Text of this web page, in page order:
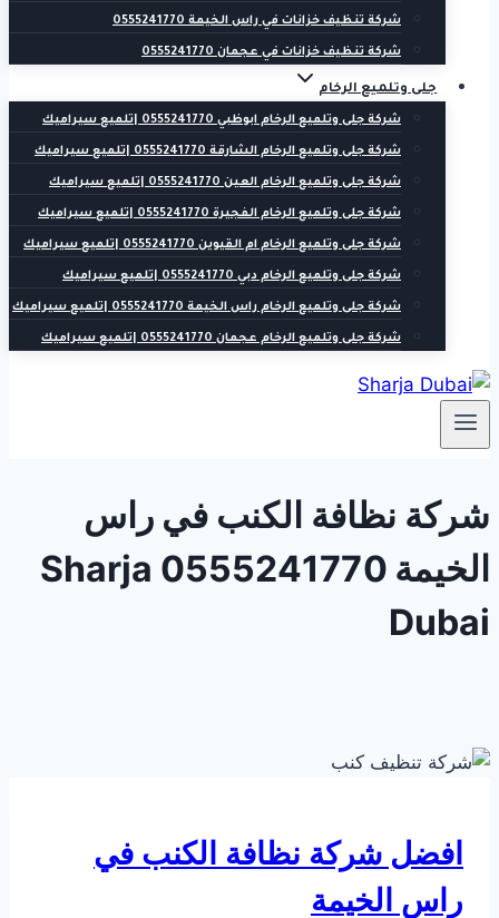
شركة تنظيف خزانات في راس الخيمة 0555241770
شركة تنظيف خزانات في عجمان 0555241770
جلى وتلميع الرخام
شركة جلى وتلميع الرخام ابوظبي 0555241770 |تلميع سيراميك
شركة جلى وتلميع الرخام الشارقة 0555241770 |تلميع سيراميك
شركة جلى وتلميع الرخام العين 0555241770 |تلميع سيراميك
شركة جلى وتلميع الرخام الفجيرة 0555241770 |تلميع سيراميك
شركة جلى وتلميع الرخام ام القيوين 0555241770 |تلميع سيراميك
شركة جلى وتلميع الرخام دبي 0555241770 |تلميع سيراميك
شركة جلى وتلميع الرخام راس الخيمة 0555241770 |تلميع سيراميك
شركة جلى وتلميع الرخام عجمان 0555241770 |تلميع سيراميك
شركة نظافة الكنب في راس
الخيمة 0555241770 Sharja
Dubai
افضل شركة نظافة الكنب في
راس الخيمة